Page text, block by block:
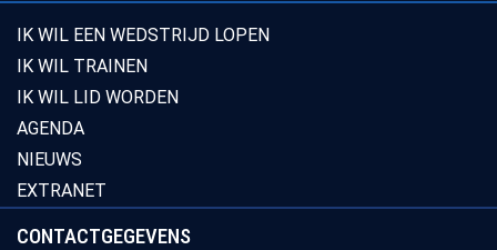
IK WIL EEN WEDSTRIJD LOPEN
IK WIL TRAINEN
IK WIL LID WORDEN
AGENDA
NIEUWS
EXTRANET
CONTACTGEGEVENS